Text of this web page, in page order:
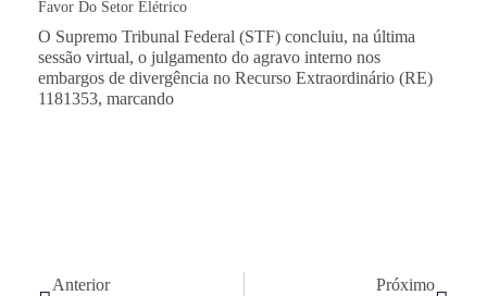
Favor Do Setor Elétrico
O Supremo Tribunal Federal (STF) concluiu, na última
sessão virtual, o julgamento do agravo interno nos
embargos de divergência no Recurso Extraordinário (RE)
1181353, marcando
Anterior Próximo